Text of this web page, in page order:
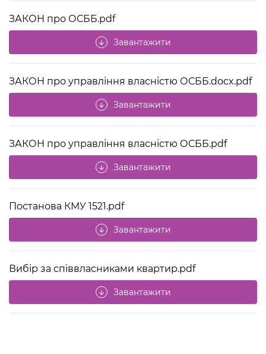
ЗАКОН про ОСББ.pdf
arrow_downward Завантажити
ЗАКОН про управління власністю ОСББ.docx.pdf
arrow_downward Завантажити
ЗАКОН про управління власністю ОСББ.pdf
arrow_downward Завантажити
Постанова КМУ 1521.pdf
arrow_downward Завантажити
Вибір за співвласниками квартир.pdf
arrow_downward Завантажити